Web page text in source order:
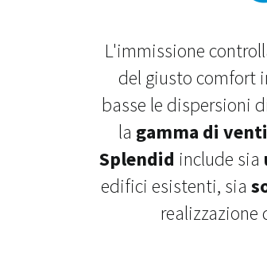
L'immissione
del giusto comfort
basse le dispersioni
la gamma di
Splendid include sia
edifici esistenti, sia